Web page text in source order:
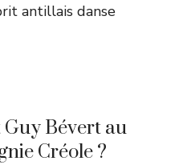
antillais danse
Bévert au
Créole ?